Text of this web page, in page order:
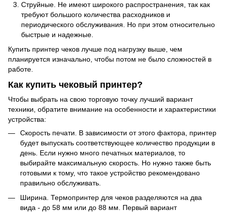
Струйные. Не имеют широкого распространения, так как
требуют большого количества расходников и
периодического обслуживания. Но при этом относительно
быстрые и надежные.
Купить принтер чеков лучше под нагрузку выше, чем
планируется изначально, чтобы потом не было сложностей в
работе.
Как купить чековый принтер?
Чтобы выбрать на свою торговую точку лучший вариант
техники, обратите внимание на особенности и характеристики
устройства:
Скорость печати. В зависимости от этого фактора, принтер
будет выпускать соответствующее количество продукции в
день. Если нужно много печатных материалов, то
выбирайте максимальную скорость. Но нужно также быть
готовыми к тому, что такое устройство рекомендовано
правильно обслуживать.
Ширина. Термопринтер для чеков разделяются на два
вида - до 58 мм или до 88 мм. Первый вариант